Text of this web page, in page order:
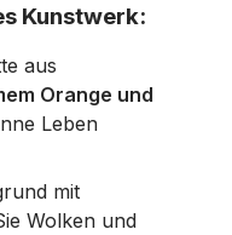
Kunstwerk:
aus
Orange und
Leben
mit
Wolken und